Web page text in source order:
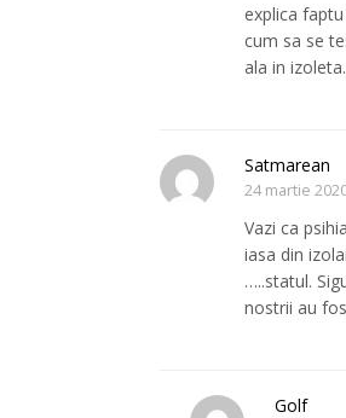
explica
cum sa se
ala in
Satmarean
24 martie
Vazi ca
iasa din
…..statul.
nostrii au
Golf